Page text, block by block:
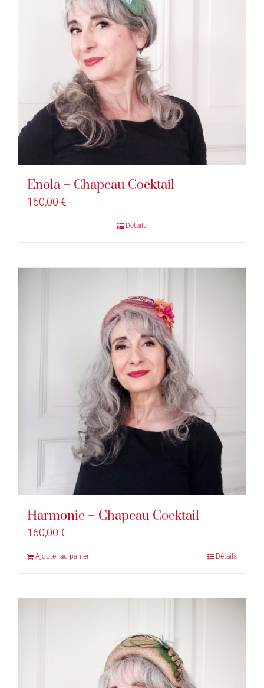
Enola – Chapeau Cocktail
160,00 €
Détails
Harmonie – Chapeau Cocktail
160,00 €
Ajouter au panier Détails